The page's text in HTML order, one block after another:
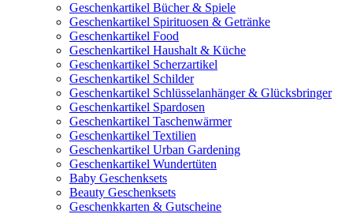
Geschenkartikel Bücher & Spiele
Geschenkartikel Spirituosen & Getränke
Geschenkartikel Food
Geschenkartikel Haushalt & Küche
Geschenkartikel Scherzartikel
Geschenkartikel Schilder
Geschenkartikel Schlüsselanhänger & Glücksbringer
Geschenkartikel Spardosen
Geschenkartikel Taschenwärmer
Geschenkartikel Textilien
Geschenkartikel Urban Gardening
Geschenkartikel Wundertüten
Baby Geschenksets
Beauty Geschenksets
Geschenkkarten & Gutscheine